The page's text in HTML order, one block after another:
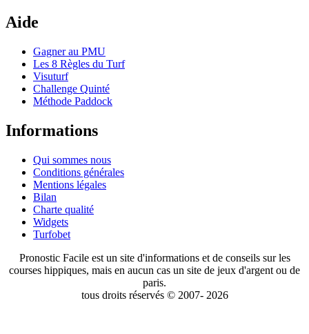
Aide
Gagner au PMU
Les 8 Règles du Turf
Visuturf
Challenge Quinté
Méthode Paddock
Informations
Qui sommes nous
Conditions générales
Mentions légales
Bilan
Charte qualité
Widgets
Turfobet
Pronostic Facile est un site d'informations et de conseils sur les
courses hippiques, mais en aucun cas un site de jeux d'argent ou de
paris.
tous droits réservés © 2007- 2026